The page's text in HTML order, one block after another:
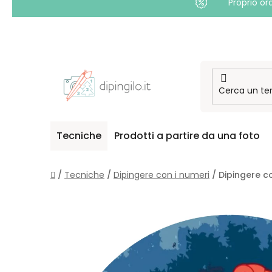
Proprio
Tecniche Prodotti a partire da una foto
Casa
/ Tecniche / Dipingere con i numeri / Dipingere